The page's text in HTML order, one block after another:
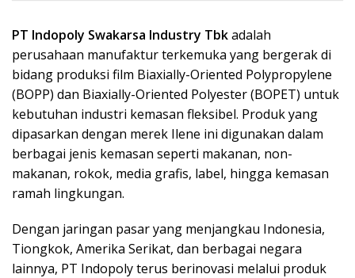
PT Indopoly Swakarsa Industry Tbkadalah
perusahaan manufaktur terkemuka yang bergerak di
bidang produksi film Biaxially-Oriented Polypropylene
(BOPP) dan Biaxially-Oriented Polyester (BOPET) untuk
kebutuhan industri kemasan fleksibel. Produk yang
dipasarkan dengan merek Ilene ini digunakan dalam
berbagai jenis kemasan seperti makanan, non-
makanan, rokok, media grafis, label, hingga kemasan
ramah lingkungan.
Dengan jaringan pasar yang menjangkau Indonesia,
Tiongkok, Amerika Serikat, dan berbagai negara
lainnya, PT Indopoly terus berinovasi melalui produk